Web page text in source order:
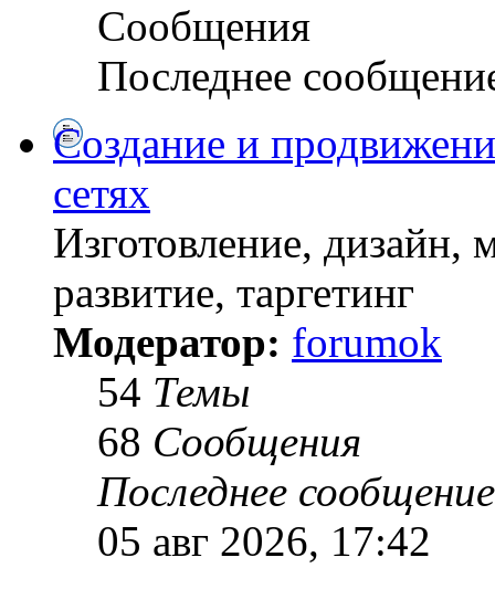
Сообщения
Последнее
Создание и
сетях
Изготовление, дизайн,
развитие, таргетинг
Модератор: forumok
54 Темы
68 Сообщения
Последнее сообщение
05 авг 2026, 17:42